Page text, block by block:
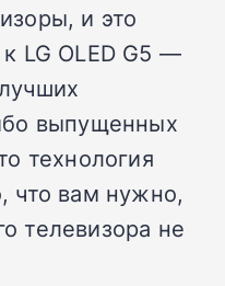
и это
LG OLED G5 —
выпущенных
технология
что вам нужно,
телевизора не